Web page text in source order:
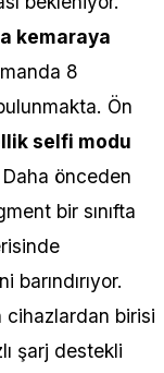
kemaraya
8
Ön
selfi modu
Daha önceden
bir sınıfta
barındırıyor.
cihazlardan birisi
şarj destekli